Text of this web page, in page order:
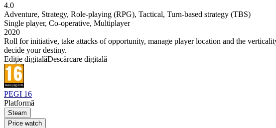
4.0
Adventure, Strategy, Role-playing (RPG), Tactical, Turn-based strategy (TBS)
Single player, Co-operative, Multiplayer
2020
Roll for initiative, take attacks of opportunity, manage player location and the
decide your destiny.
Ediție digitalăDescărcare digitală
PEGI 16
Platformă
Steam
Price watch